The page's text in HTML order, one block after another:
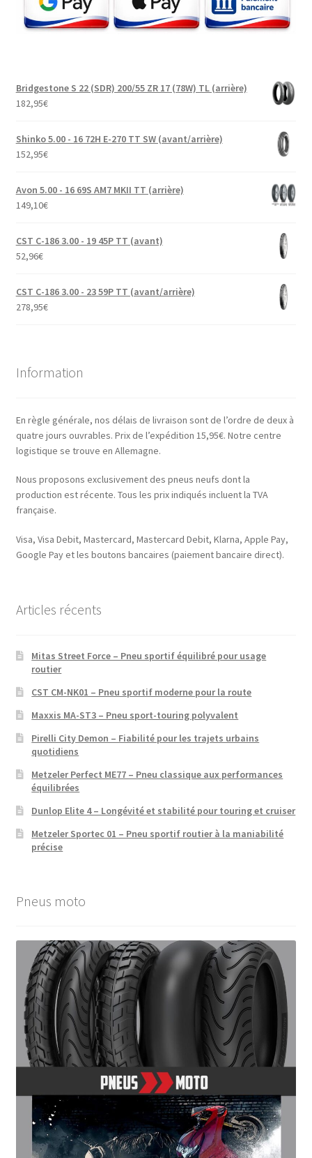
Bridgestone S 22 (SDR) 200/55 ZR 17 (78W) TL (arrière)
182,95€
Shinko 5.00 - 16 72H E-270 TT SW (avant/arrière)
152,95€
Avon 5.00 - 16 69S AM7 MKII TT (arrière)
149,10€
CST C-186 3.00 - 19 45P TT (avant)
52,96€
CST C-186 3.00 - 23 59P TT (avant/arrière)
278,95€
Information
En règle générale, nos délais de livraison sont de l’ordre de deux à
quatre jours ouvrables. Prix de l’expédition 15,95€. Notre centre
logistique se trouve en Allemagne.
Nous proposons exclusivement des pneus neufs dont la
production est récente. Tous les prix indiqués incluent la TVA
française.
Visa, Visa Debit, Mastercard, Mastercard Debit, Klarna, Apple Pay,
Google Pay et les boutons bancaires (paiement bancaire direct).
Articles récents
Mitas Street Force – Pneu sportif équilibré pour usage
routier
CST CM-NK01 – Pneu sportif moderne pour la route
Maxxis MA-ST3 – Pneu sport-touring polyvalent
Pirelli City Demon – Fiabilité pour les trajets urbains
quotidiens
Metzeler Perfect ME77 – Pneu classique aux performances
équilibrées
Dunlop Elite 4 – Longévité et stabilité pour touring et cruiser
Metzeler Sportec 01 – Pneu sportif routier à la maniabilité
précise
Pneus moto